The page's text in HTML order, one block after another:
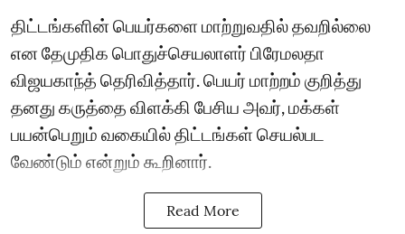
திட்டங்களின் பெயர்களை மாற்றுவதில் தவறில்லை
என தேமுதிக பொதுச்செயலாளர் பிரேமலதா
விஜயகாந்த் தெரிவித்தார். பெயர் மாற்றம் குறித்து
தனது கருத்தை விளக்கி பேசிய அவர், மக்கள்
பயன்பெறும் வகையில் திட்டங்கள் செயல்பட
வேண்டும் என்றும் கூறினார்.
Read More